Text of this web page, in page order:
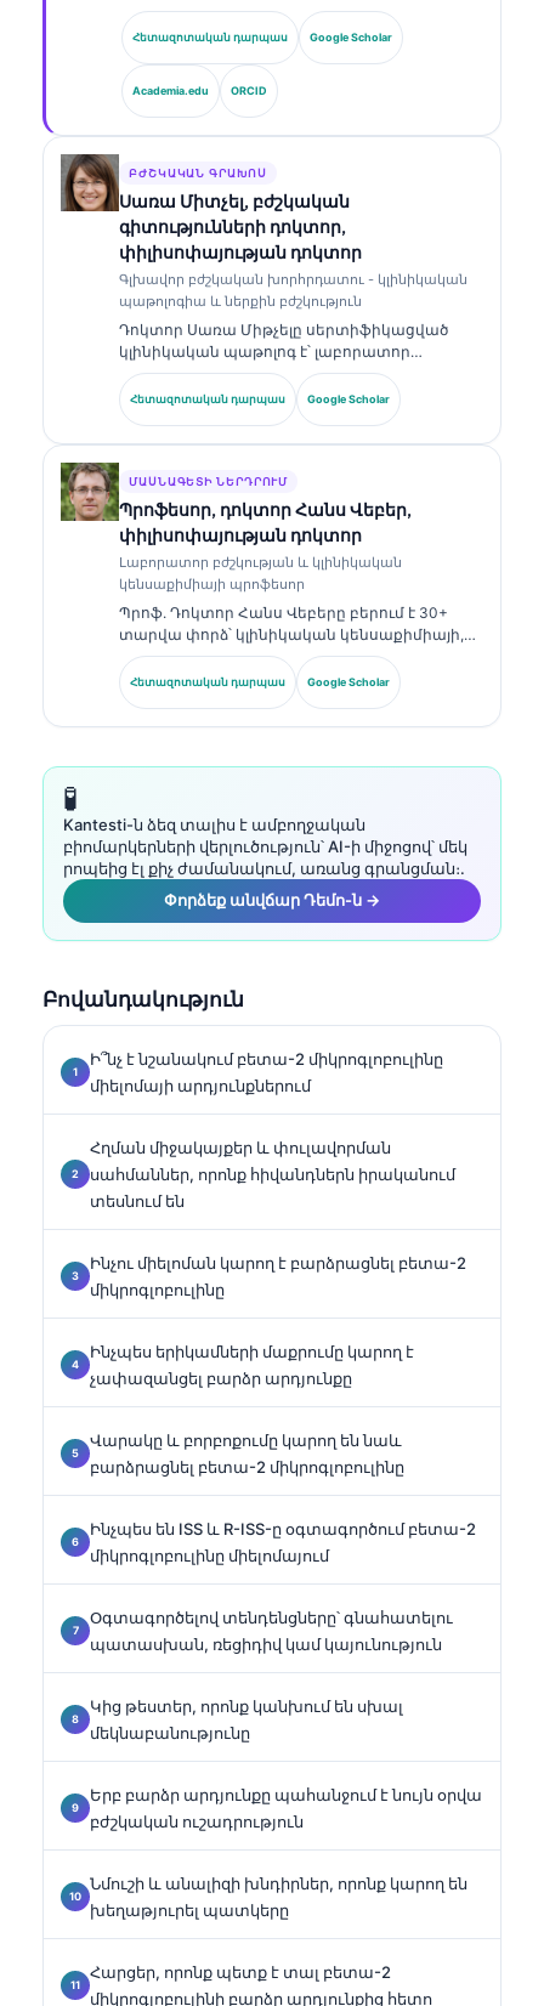
лабораторній медицині та клінічному аналізі з
підтримкою ШІ. Як головний медичний офіцер у
Kantesti AI, він здійснює клінічний нагляд за
медичною точністю власної нейромережі. Доктор
Кляйн публікував роботи щодо інтерпретації
біомаркерів і лабораторної діагностики.
Հետազոտական դարպաս Google Scholar
Academia.edu ORCID
ԲԺՇԿԱԿԱՆ ԳՐԱԽՈՍ
Սառա Միտչել, բժշկական
գիտությունների դոկտոր,
փիլիսոփայության դոկտոր
Գլխավոր բժշկական խորհրդատու - կլինիկական
պաթոլոգիա և ներքին բժշկություն
Դոկտոր Սառա Միթչելը սերտիֆիկացված
կլինիկական պաթոլոգ է՝ լաբորատոր
բժշկության և ախտորոշիչ վերլուծության
ոլորտում ավելի քան 18 տարվա փորձով։ Նա
ունի մասնագիտացված հավաստագրեր
ու լաբորատոր վերլուծության վերաբերյալ՝
կլինիկական պրակտիկայում։.
Հետազոտական դարպաս Google Scholar
ՄԱՍՆԱԳԵՏԻ ՆԵՐԴՐՈՒՄ
Պրոֆեսոր, դոկտոր Հանս Վեբեր,
փիլիսոփայության դոկտոր
Լաբորատոր բժշկության և կլինիկական
կենսաքիմիայի պրոֆեսոր
Պրոֆ. Դոկտոր Հանս Վեբերը բերում է 30+
տարվա փորձ՝ կլինիկական կենսաքիմիայի,
լաբորատոր բժշկության և բիոմարկերների
հետազոտության ոլորտներում։ Եղել է
Գերմանիայի Կլինիկական քիմիայի
վերլուծության, բիոմարկերների
Հետազոտական դարպաս Google Scholar
🧪
Kantesti-ն ձեզ տալիս է ամբողջական
բիոմարկերների վերլուծություն՝ AI-ի միջոցով՝ մեկ
րոպեից էլ քիչ ժամանակում, առանց գրանցման։.
Փորձեք անվճար Դեմո-ն →
Բովանդակություն
Ի՞նչ է նշանակում բետա-2 միկրոգլոբուլինը
միելոմայի արդյունքներում
Հղման միջակայքեր և փուլավորման
սահմաններ, որոնք հիվանդներն իրականում
տեսնում են
Ինչու միելոման կարող է բարձրացնել բետա-2
միկրոգլոբուլինը
Ինչպես երիկամների մաքրումը կարող է
չափազանցել բարձր արդյունքը
Վարակը և բորբոքումը կարող են նաև
բարձրացնել բետա-2 միկրոգլոբուլինը
Ինչպես են ISS և R-ISS-ը օգտագործում բետա-2
միկրոգլոբուլինը միելոմայում
Օգտագործելով տենդենցները՝ գնահատելու
պատասխան, ռեցիդիվ կամ կայունություն
Կից թեստեր, որոնք կանխում են սխալ
մեկնաբանությունը
Երբ բարձր արդյունքը պահանջում է նույն օրվա
բժշկական ուշադրություն
Նմուշի և անալիզի խնդիրներ, որոնք կարող են
խեղաթյուրել պատկերը
Հարցեր, որոնք պետք է տալ բետա-2
միկրոգլոբուլինի բարձր արդյունքից հետո